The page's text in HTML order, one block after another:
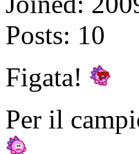
Posts: 10
Figata!
Per il